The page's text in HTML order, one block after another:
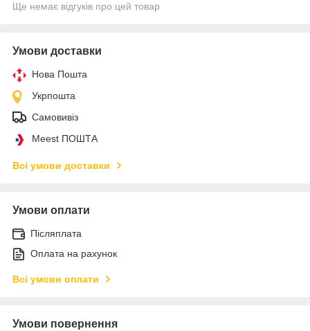
Ще немає відгуків про цей товар
Умови доставки
Нова Пошта
Укрпошта
Самовивіз
Meest ПОШТА
Всі умови доставки
Умови оплати
Післяплата
Оплата на рахунок
Всі умови оплати
Умови повернення